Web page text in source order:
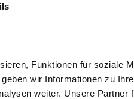
Funktionen für soziale
wir Informationen zu
weiter. Unsere Partner